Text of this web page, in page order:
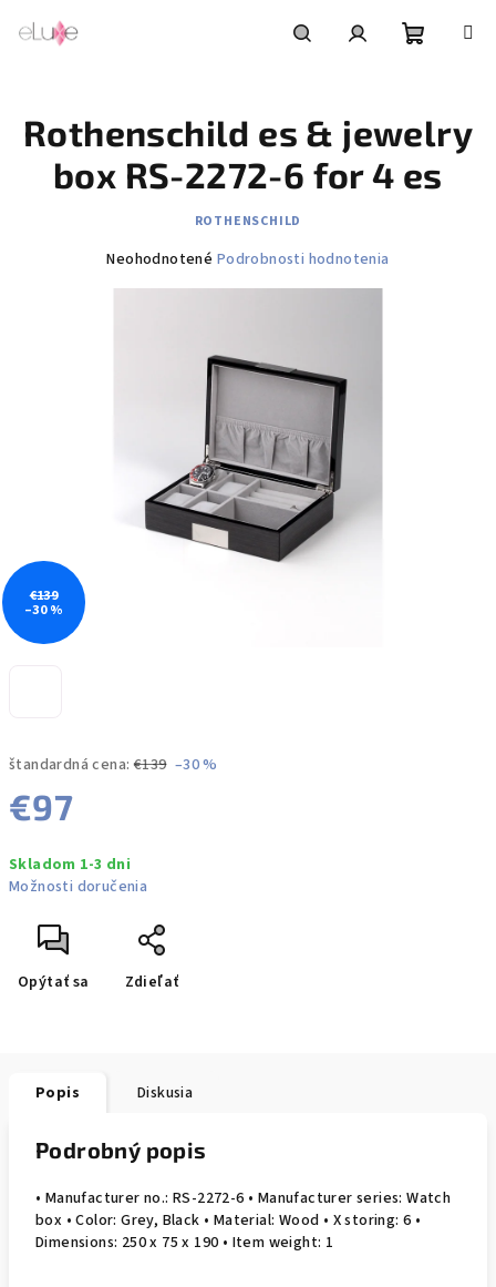
košík
štandardná cena: €139 –30 %
€97
cena:
Skladom 1-3 dni
Možnosti doručenia
Opýtať sa Zdieľať
Rothenschild es & jewelry
box RS-2272-6 for 4 es
ROTHENSCHILD
Priemerné
Neohodnotené Podrobnosti hodnotenia
€139
–30 %
Popis Diskusia
Podrobný popis
• Manufacturer no.: RS-2272-6 • Manufacturer series: Watch
box • Color: Grey, Black • Material: Wood • X storing: 6 •
Dimensions: 250 x 75 x 190 • Item weight: 1